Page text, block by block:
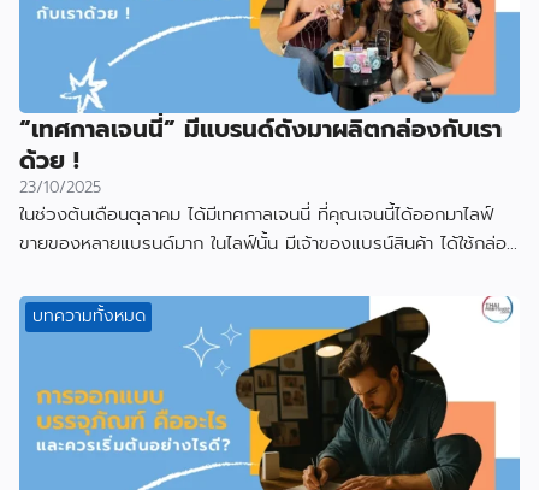
“เทศกาลเจนนี่” มีแบรนด์ดังมาผลิตกล่องกับเรา
ด้วย !
23/10/2025
ในช่วงต้นเดือนตุลาคม ได้มีเทศกาลเจนนี่ ที่คุณเจนนี้ได้ออกมาไลฟ์
ขายของหลายแบรนด์มาก ในไลฟ์นั้น มีเจ้าของแบรน์สินค้า ได้ใช้กล่อง
บทความทั้งหมด